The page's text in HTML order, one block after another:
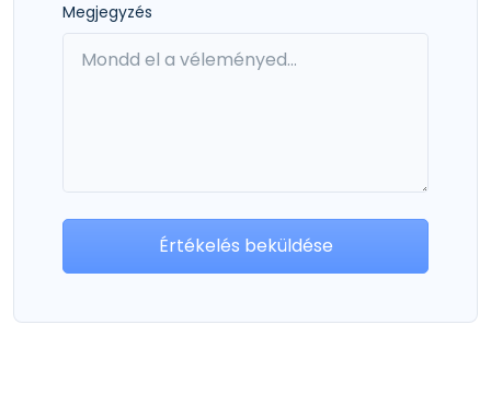
Megjegyzés
Értékelés beküldése